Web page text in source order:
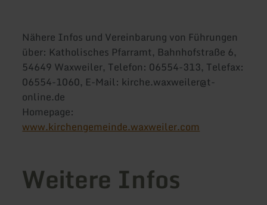
Nähere Infos und Vereinbarung von Führungen
über: Katholisches Pfarramt, Bahnhofstraße 6,
54649 Waxweiler, Telefon: 06554-313, Telefax:
06554-1060, E-Mail: kirche.waxweiler@t-
online.de
Homepage:
www.kirchengemeinde.waxweiler.com
Weitere Infos